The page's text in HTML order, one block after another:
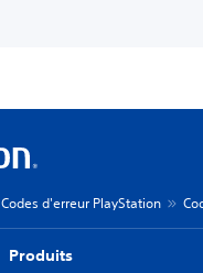
Codes d'erreur PlayStation
Produits